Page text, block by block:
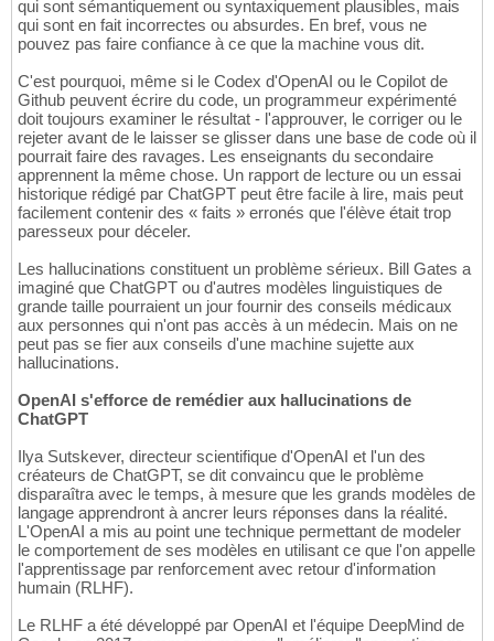
qui sont sémantiquement ou syntaxiquement plausibles, mais
qui sont en fait incorrectes ou absurdes. En bref, vous ne
pouvez pas faire confiance à ce que la machine vous dit.
C'est pourquoi, même si le Codex d'OpenAI ou le Copilot de
Github peuvent écrire du code, un programmeur expérimenté
doit toujours examiner le résultat - l'approuver, le corriger ou le
rejeter avant de le laisser se glisser dans une base de code où il
pourrait faire des ravages. Les enseignants du secondaire
apprennent la même chose. Un rapport de lecture ou un essai
historique rédigé par ChatGPT peut être facile à lire, mais peut
facilement contenir des « faits » erronés que l'élève était trop
paresseux pour déceler.
Les hallucinations constituent un problème sérieux. Bill Gates a
imaginé que ChatGPT ou d'autres modèles linguistiques de
grande taille pourraient un jour fournir des conseils médicaux
aux personnes qui n'ont pas accès à un médecin. Mais on ne
peut pas se fier aux conseils d'une machine sujette aux
hallucinations.
OpenAI s'efforce de remédier aux hallucinations de
ChatGPT
Ilya Sutskever, directeur scientifique d'OpenAI et l'un des
créateurs de ChatGPT, se dit convaincu que le problème
disparaîtra avec le temps, à mesure que les grands modèles de
langage apprendront à ancrer leurs réponses dans la réalité.
L'OpenAI a mis au point une technique permettant de modeler
le comportement de ses modèles en utilisant ce que l'on appelle
l'apprentissage par renforcement avec retour d'information
humain (RLHF).
Le RLHF a été développé par OpenAI et l'équipe DeepMind de